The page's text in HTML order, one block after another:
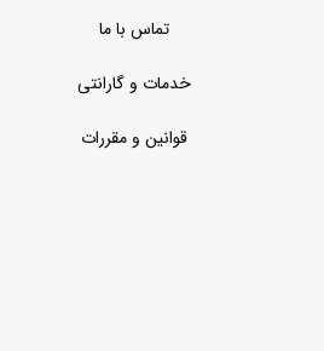
تماس با ما
خدمات و گارانتی
قوانین و مقررات